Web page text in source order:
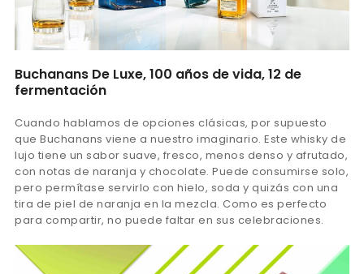
Buchanans De Luxe, 100 años de vida, 12 de
fermentación
Cuando hablamos de opciones clásicas, por supuesto
que Buchanans viene a nuestro imaginario. Este whisky de
lujo tiene un sabor suave, fresco, menos denso y afrutado,
con notas de naranja y chocolate. Puede consumirse solo,
pero permítase servirlo con hielo, soda y quizás con una
tira de piel de naranja en la mezcla. Como es perfecto
para compartir, no puede faltar en sus celebraciones.